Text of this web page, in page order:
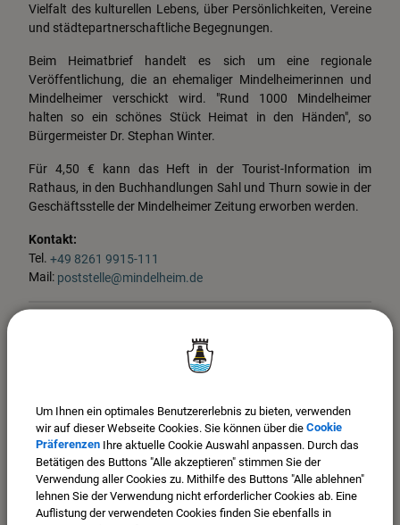
Vielfalt des kulturellen Lebens, über Persönlichkeiten, Vereine
und städtepartnerschaftliche Begegnungen.
Beim Heimatbrief handelt es sich um eine regionale
Veröffentlichung, die an ehemaliger Mindelheimerinnen und
Mindelheimer verschickt wird. "Rund 1000 Mindelheimer
halten so ein schönes Stück Heimat in den Händen", so
Bürgermeister Dr. Stephan Winter.
Für 4,50 € kann das Heft in der Tourist-Information im
Rathaus, in den Buchhandlungen Sahl und Thurn sowie in der
Geschäftsstelle der Mindelheimer Zeitung erworben werden.
Kontakt:
Tel. +49 8261 9915-111
Mail: poststelle@mindelheim.de
Heimatbrief 2025
Um Ihnen ein optimales Benutzererlebnis zu bieten, verwenden
wir auf dieser Webseite Cookies. Sie können über die Cookie
Präferenzen Ihre aktuelle Cookie Auswahl anpassen. Durch das
Betätigen des Buttons "Alle akzeptieren" stimmen Sie der
Verwendung aller Cookies zu. Mithilfe des Buttons "Alle ablehnen"
lehnen Sie der Verwendung nicht erforderlicher Cookies ab. Eine
Auflistung der verwendeten Cookies finden Sie ebenfalls in